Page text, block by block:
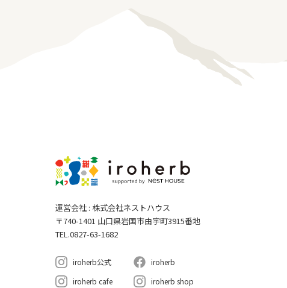
運営会社 : 株式会社ネストハウス
〒740-1401 山口県岩国市由宇町3915番地
TEL.0827-63-1682
iroherb公式
iroherb
iroherb cafe
iroherb shop